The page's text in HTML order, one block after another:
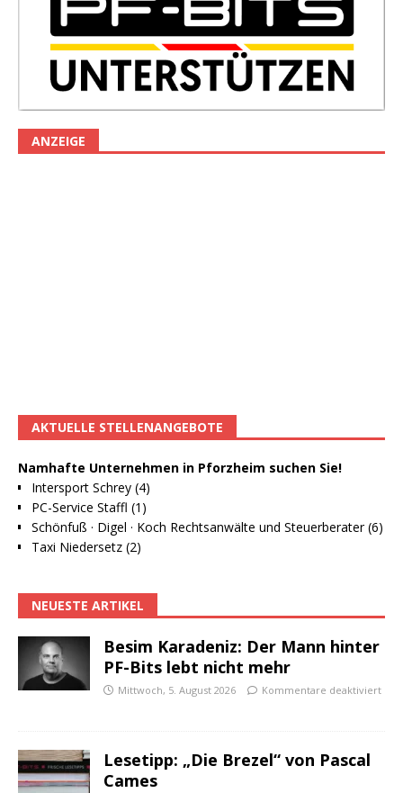
ANZEIGE
AKTUELLE STELLENANGEBOTE
Namhafte Unternehmen in Pforzheim suchen Sie!
Intersport Schrey (4)
PC-Service Staffl (1)
Schönfuß · Digel · Koch Rechtsanwälte und Steuerberater (6)
Taxi Niedersetz (2)
NEUESTE ARTIKEL
Besim Karadeniz: Der Mann hinter
PF-Bits lebt nicht mehr
Mittwoch, 5. August 2026 Kommentare deaktiviert
Lesetipp: „Die Brezel“ von Pascal
Cames